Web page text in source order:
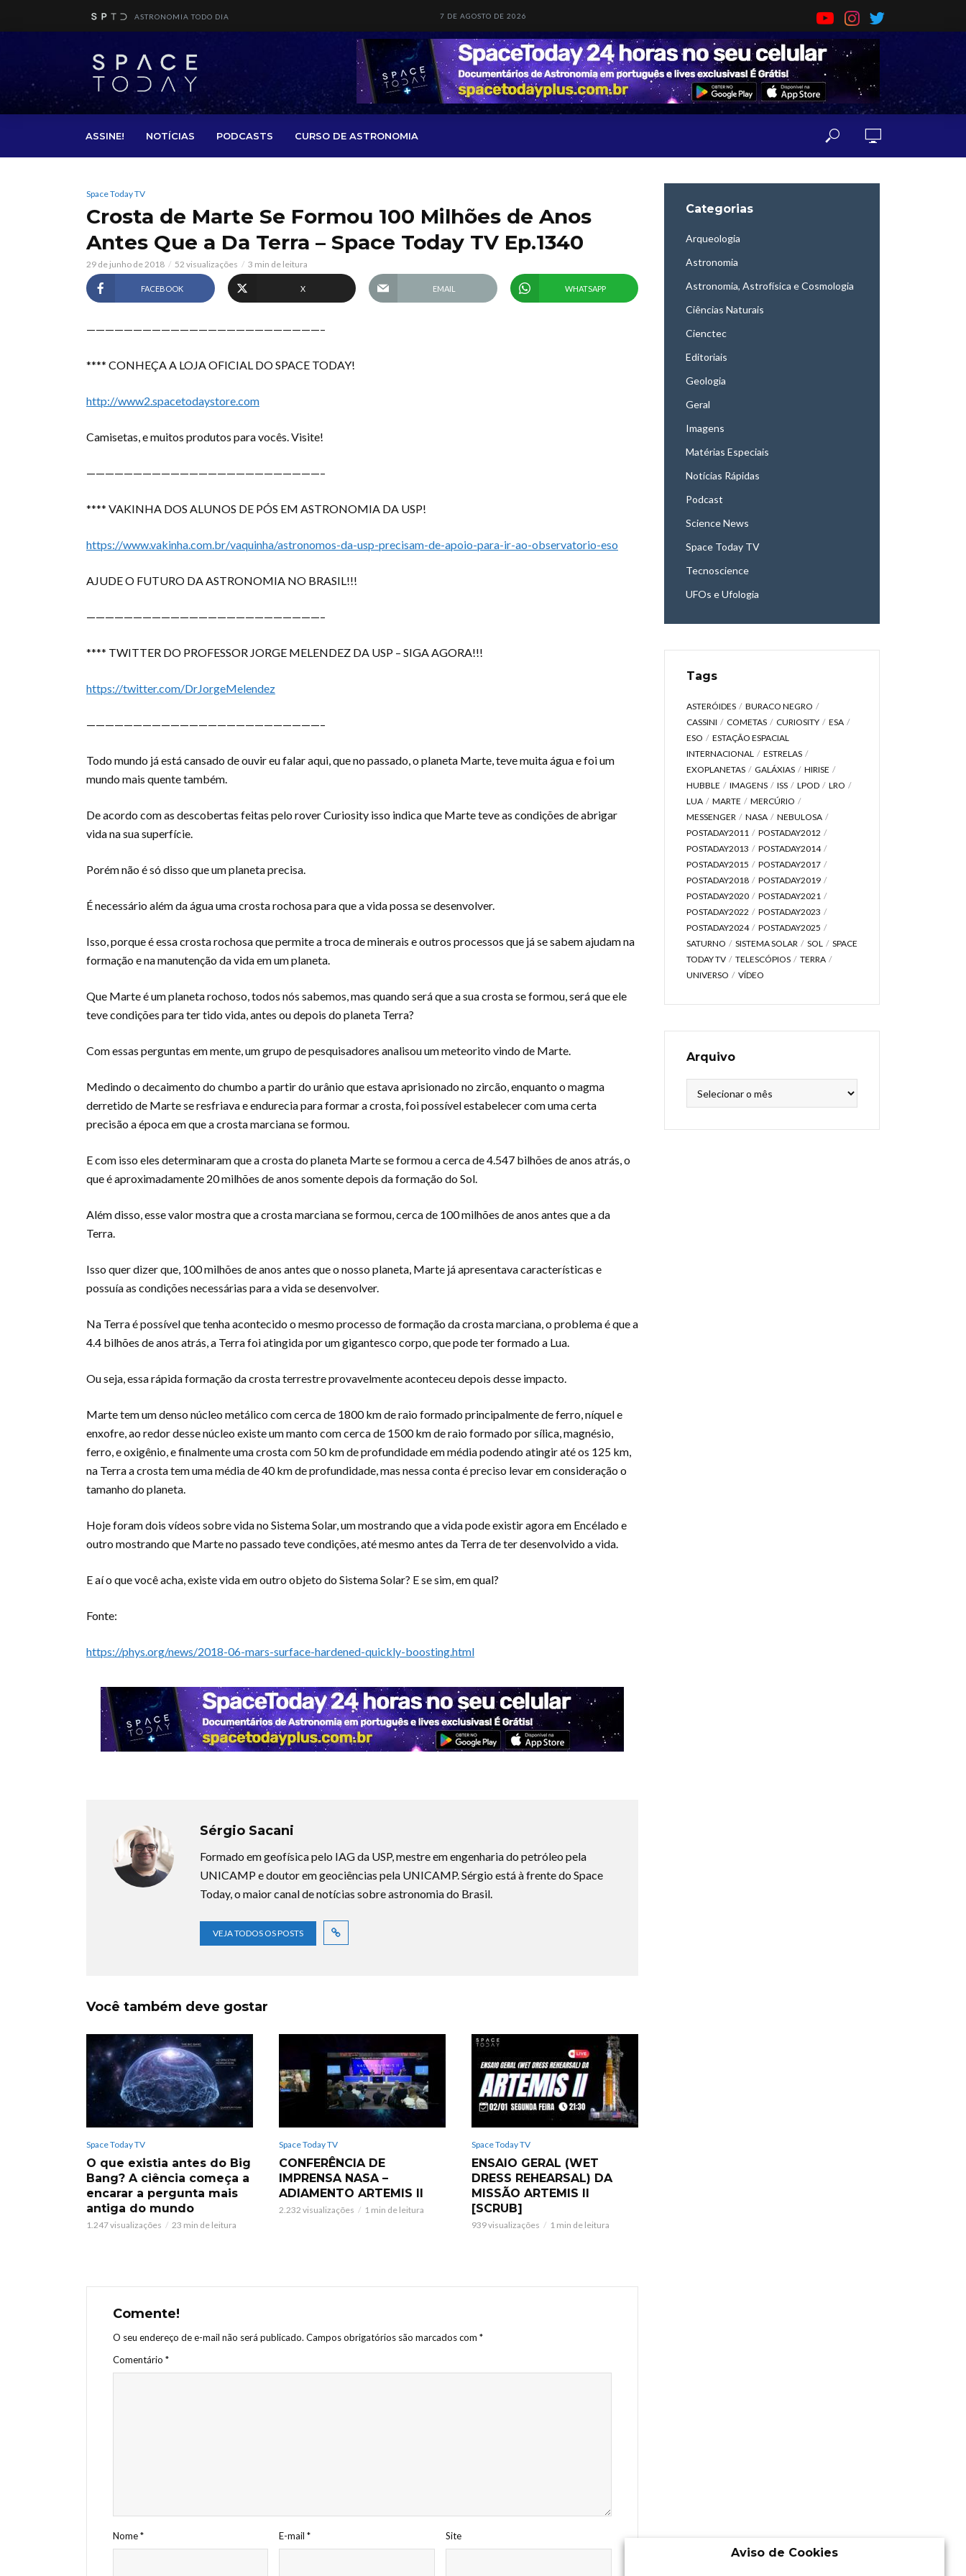
ASTRONOMIA TODO DIA 7 DE AGOSTO DE 2026
ASSINE! NOTÍCIAS PODCASTS CURSO DE ASTRONOMIA
Space Today TV
Crosta de Marte Se Formou 100 Milhões de Anos
Antes Que a Da Terra – Space Today TV Ep.1340
29 de junho de 2018 52 visualizações 3 min de leitura
FACEBOOK X EMAIL WHATSAPP
—————————————————————————–
**** CONHEÇA A LOJA OFICIAL DO SPACE TODAY!
http://www2.spacetodaystore.com
Camisetas, e muitos produtos para vocês. Visite!
—————————————————————————–
**** VAKINHA DOS ALUNOS DE PÓS EM ASTRONOMIA DA USP!
https://www.vakinha.com.br/vaquinha/astronomos-da-usp-precisam-de-apoio-para-ir-ao-observatorio-eso
AJUDE O FUTURO DA ASTRONOMIA NO BRASIL!!!
—————————————————————————–
**** TWITTER DO PROFESSOR JORGE MELENDEZ DA USP – SIGA AGORA!!!
https://twitter.com/DrJorgeMelendez
—————————————————————————–
Todo mundo já está cansado de ouvir eu falar aqui, que no passado, o planeta Marte, teve muita água e foi um
mundo mais quente também.
De acordo com as descobertas feitas pelo rover Curiosity isso indica que Marte teve as condições de abrigar
vida na sua superfície.
Porém não é só disso que um planeta precisa.
É necessário além da água uma crosta rochosa para que a vida possa se desenvolver.
Isso, porque é essa crosta rochosa que permite a troca de minerais e outros processos que já se sabem ajudam na
formação e na manutenção da vida em um planeta.
Que Marte é um planeta rochoso, todos nós sabemos, mas quando será que a sua crosta se formou, será que ele
teve condições para ter tido vida, antes ou depois do planeta Terra?
Com essas perguntas em mente, um grupo de pesquisadores analisou um meteorito vindo de Marte.
Medindo o decaimento do chumbo a partir do urânio que estava aprisionado no zircão, enquanto o magma
derretido de Marte se resfriava e endurecia para formar a crosta, foi possível estabelecer com uma certa
precisão a época em que a crosta marciana se formou.
E com isso eles determinaram que a crosta do planeta Marte se formou a cerca de 4.547 bilhões de anos atrás, o
que é aproximadamente 20 milhões de anos somente depois da formação do Sol.
Além disso, esse valor mostra que a crosta marciana se formou, cerca de 100 milhões de anos antes que a da
Terra.
Isso quer dizer que, 100 milhões de anos antes que o nosso planeta, Marte já apresentava características e
possuía as condições necessárias para a vida se desenvolver.
Na Terra é possível que tenha acontecido o mesmo processo de formação da crosta marciana, o problema é que a
4.4 bilhões de anos atrás, a Terra foi atingida por um gigantesco corpo, que pode ter formado a Lua.
Ou seja, essa rápida formação da crosta terrestre provavelmente aconteceu depois desse impacto.
Marte tem um denso núcleo metálico com cerca de 1800 km de raio formado principalmente de ferro, níquel e
enxofre, ao redor desse núcleo existe um manto com cerca de 1500 km de raio formado por sílica, magnésio,
ferro, e oxigênio, e finalmente uma crosta com 50 km de profundidade em média podendo atingir até os 125 km,
na Terra a crosta tem uma média de 40 km de profundidade, mas nessa conta é preciso levar em consideração o
tamanho do planeta.
Hoje foram dois vídeos sobre vida no Sistema Solar, um mostrando que a vida pode existir agora em Encélado e
outro mostrando que Marte no passado teve condições, até mesmo antes da Terra de ter desenvolvido a vida.
E aí o que você acha, existe vida em outro objeto do Sistema Solar? E se sim, em qual?
Fonte:
https://phys.org/news/2018-06-mars-surface-hardened-quickly-boosting.html
Sérgio Sacani
Formado em geofísica pelo IAG da USP, mestre em engenharia do petróleo pela
UNICAMP e doutor em geociências pela UNICAMP. Sérgio está à frente do Space
Today, o maior canal de notícias sobre astronomia do Brasil.
VEJA TODOS OS POSTS
Você também deve gostar
Space Today TV
O que existia antes do Big
Bang? A ciência começa a
encarar a pergunta mais
antiga do mundo
1.247 visualizações 23 min de leitura
Space Today TV
CONFERÊNCIA DE
IMPRENSA NASA –
ADIAMENTO ARTEMIS II
2.232 visualizações 1 min de leitura
Space Today TV
ENSAIO GERAL (WET
DRESS REHEARSAL) DA
MISSÃO ARTEMIS II
[SCRUB]
939 visualizações 1 min de leitura
Comente!
O seu endereço de e-mail não será publicado. Campos obrigatórios são marcados com *
Comentário *
Nome* E-mail* Site
Categorias
Arqueologia
Astronomia
Astronomia, Astrofísica e Cosmologia
Ciências Naturais
Cienctec
Editoriais
Geologia
Geral
Imagens
Matérias Especiais
Notícias Rápidas
Podcast
Science News
Space Today TV
Tecnoscience
UFOs e Ufologia
Tags
ASTERÓIDES
BURACO NEGRO
CASSINI
COMETAS CURIOSITY
ESA
ESO
ESTAÇÃO ESPACIAL
INTERNACIONAL
ESTRELAS
EXOPLANETAS
GALÁXIAS
HIRISE
HUBBLE
IMAGENS ISS LPOD
LRO
LUA
MARTE
MERCÚRIO
MESSENGER
NASA
NEBULOSA
POSTADAY2011
POSTADAY2012
POSTADAY2013
POSTADAY2014
POSTADAY2015
POSTADAY2017
POSTADAY2018
POSTADAY2019
POSTADAY2020
POSTADAY2021
POSTADAY2022
POSTADAY2023
POSTADAY2024
POSTADAY2025
SATURNO
SISTEMA SOLAR SOL
SPACE
TODAY TV
TELESCÓPIOS
TERRA
UNIVERSO
VÍDEO
Arquivo
Aviso de Cookies